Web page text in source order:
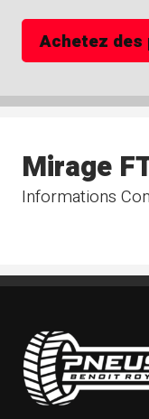
Achetez des
Informations
Mirage
Pneus Benoit Roy